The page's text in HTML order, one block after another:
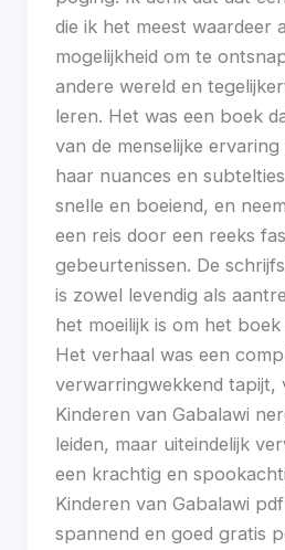
die ik het meest waardeer
mogelijkheid om te
andere wereld en
leren. Het was een boek
van de menselijke
haar nuances en
snelle en boeiend, en
een reis door een reeks
gebeurtenissen. De
is zowel levendig als
het moeilijk is om het
Het verhaal was een
verwarringwekkend tapijt,
Kinderen van Gabalawi
leiden, maar uiteindelijk
een krachtig en
Kinderen van Gabalawi
spannend en goed gratis